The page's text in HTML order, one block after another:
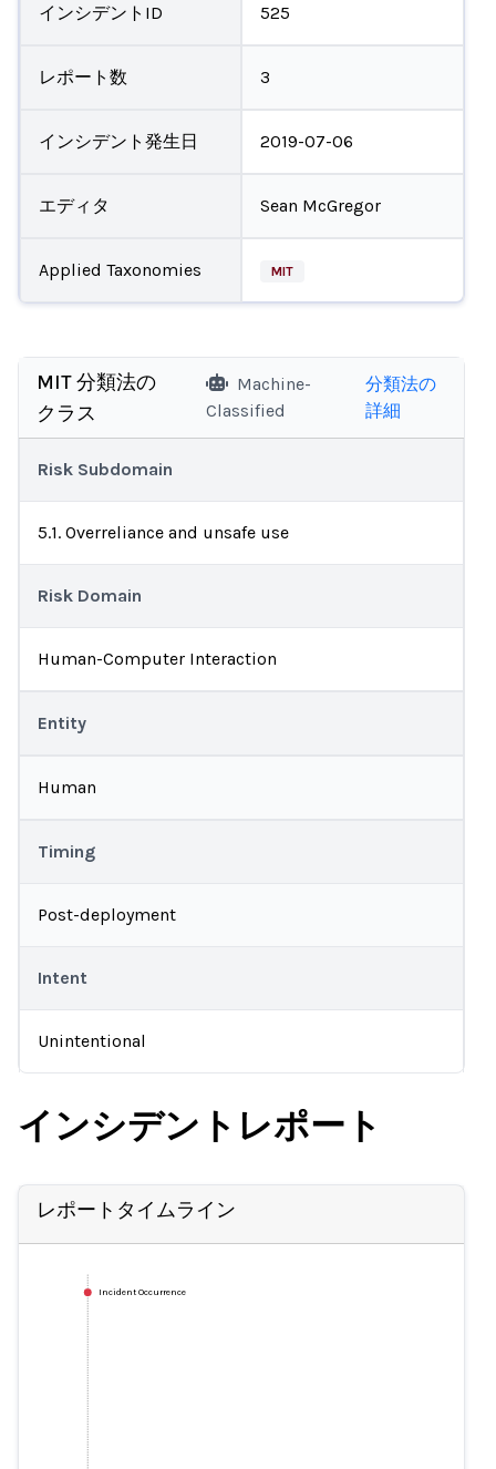
インシデントID 525
レポート数 3
インシデント発生日 2019-07-06
エディタ Sean McGregor
Applied Taxonomies MIT
MIT 分類法の
クラス
Machine-
Classified
分類法の
詳細
Risk Subdomain
5.1. Overreliance and unsafe use
Risk Domain
Human-Computer Interaction
Entity
Human
Timing
Post-deployment
Intent
Unintentional
インシデントレポート
レポートタイムライン
Incident Occurrence